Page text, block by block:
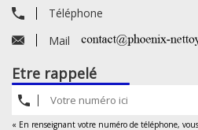
Téléphone
Mail
Etre rappelé
« En renseignant votre numéro de téléphone,